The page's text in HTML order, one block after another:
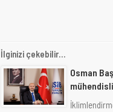
İlginizi çekebilir...
Osman